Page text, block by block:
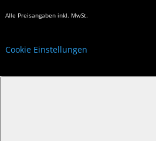
Alle Preisangaben inkl. MwSt.
Cookie Einstellungen